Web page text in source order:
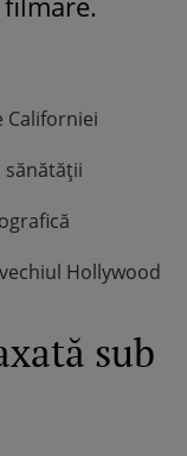
Californiei
sănătății
Hollywood
sub